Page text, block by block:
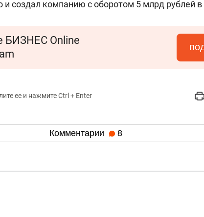
и создал компанию с оборотом 5 млрд рублей в
БИЗНЕС Online
ее и нажмите Ctrl + Enter
Комментарии 8